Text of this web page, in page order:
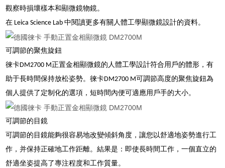
觀察時損壞樣本和顯微鏡物鏡。
在 Leica Science Lab 中閱讀更多有關人體工學顯微鏡設計的資料。
可調節的聚焦旋鈕
徠卡DM2700 M正置金相顯微鏡的人體工學設計符合用戶的體形，有
助于長時間保持放松姿勢。徠卡DM2700 M可調節高度的聚焦旋鈕為
個人提供了定制化的選項，短時間內便可適應用戶手的大小。
可調節的目鏡
可調節的目鏡能夠很容易地改變傾斜角度，讓您以舒適地姿勢進行工
作，并保持正確地工作距離。結果是：即使長時間工作，一個直立的
舒適坐姿提高了專注程度和工作質量。